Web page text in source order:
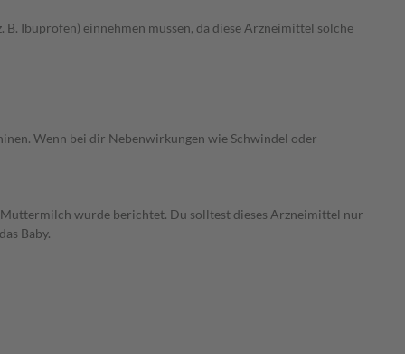
Ibuprofen) einnehmen müssen, da diese Arzneimittel solche
Wenn bei dir Nebenwirkungen wie Schwindel oder
Muttermilch wurde berichtet. Du solltest dieses Arzneimittel nur
Baby.